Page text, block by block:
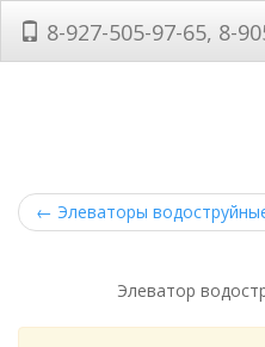
8-927-505-97-65, 8-
← Элеваторы
Элеватор